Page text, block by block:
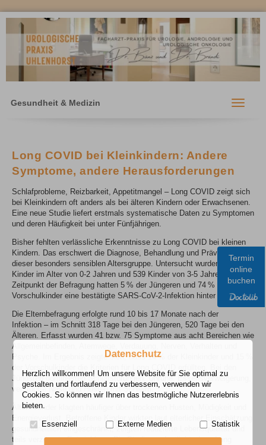
Gesundheit & Medizin
Toggle
Long COVID bei Kleinkindern: Andere
Symptome, andere Herausforderungen
Schlafprobleme, Reizbarkeit, Appetitmangel – Long COVID zeigt sich
bei Kleinkindern oft anders als bei älteren Kindern oder Erwachsenen.
Eine neue Studie liefert erstmals systematische Daten zu Symptomen
und deren Häufigkeit bei unter Fünfjährigen.
Bisher fehlten verlässliche Erkenntnisse zu Long COVID bei kleinen
Kindern. Das erschwert die Diagnose, Behandlung und Prävention in
dieser besonders sensiblen Altersgruppe. Untersucht wurden 472
Kinder im Alter von 0-2 Jahren und 539 Kinder von 3-5 Jahren. Zum
Zeitpunkt der Befragung hatten 5 % der Jüngeren und 74 % der
Vorschulkinder eine bestätigte SARS-CoV-2-Infektion hinter sich.
Die Elternbefragung erfolgte rund 10 bis 17 Monate nach der
Infektion – im Schnitt 318 Tage bei den Jüngeren, 520 Tage bei den
Älteren. Erfasst wurden 41 bzw. 75 Symptome aus acht Bereichen wie
Allgemeinbefinden, Atemwege, Verdauung, Nerven, Verhalten und
Psyche. Im Ergebnis zeigte sich, dass 14 % der Kleinkinder und 15 %
der Vorschulkinder die Kriterien für Long COVID erfüllten. Bei den
Jüngsten dominierten Schlafstörungen, Unruhe, Essensverweigerung,
verstopfte Nase und Husten mit Schleim.
Ältere Kinder klagten häufiger über trockenen Husten, Müdigkeit und
Energieverlust. Betroffene Kinder wirkten laut elterlicher Einschätzung
gesundheitlich eingeschränkt, zeigten reduzierte Lebensqualität und
teils verzögerte Entwicklung. Die Studie verdeutlicht, dass Long
Termin
online
buchen
Datenschutz
Herzlich willkommen! Um unsere Website für Sie optimal zu
gestalten und fortlaufend zu verbessern, verwenden wir
Cookies. So können wir Ihnen das bestmögliche Nutzererlebnis
bieten.
Essenziell Externe Medien Statistik